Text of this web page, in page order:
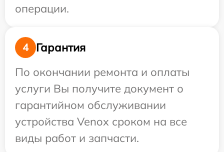
операции.
4
Гарантия
По окончании ремонта и оплаты
услуги Вы получите документ о
гарантийном обслуживании
устройства Venox сроком на все
виды работ и запчасти.